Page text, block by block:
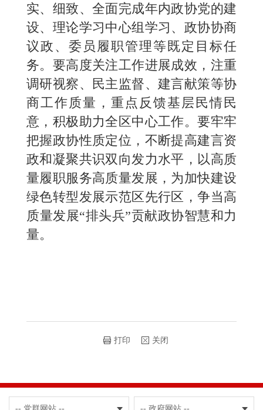
实、细致、全面完成年内政协党的建
设、理论学习中心组学习、政协协商
议政、委员履职管理等既定目标任
务。要高度关注工作进展成效，注重
调研视察、民主监督、建言献策等协
商工作质量，重点反馈基层民情民
意，积极助力全区中心工作。要牢牢
把握政协性质定位，不断提高建言资
政和凝聚共识双向发力水平，以高质
量履职服务高质量发展，为加快建设
绿色转型发展示范区先行区，争当高
质量发展“排头兵”贡献政协智慧和力
量。
打印 关闭
-- 党群网站 -- -- 政府网站 --